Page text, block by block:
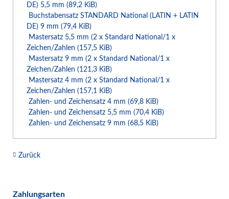
DE) 5,5 mm(89,2 KiB)
Buchstabensatz STANDARD National (LATIN + LATIN
DE) 9 mm(79,4 KiB)
Mastersatz 5,5 mm (2 x Standard National/1 x
Zeichen/Zahlen(157,5 KiB)
Mastersatz 9 mm (2 x Standard National/1 x
Zeichen/Zahlen(121,3 KiB)
Mastersatz 4 mm (2 x Standard National/1 x
Zeichen/Zahlen(157,1 KiB)
Zahlen- und Zeichensatz 4 mm(69,8 KiB)
Zahlen- und Zeichensatz 5,5 mm(70,4 KiB)
Zahlen- und Zeichensatz 9 mm(68,5 KiB)
Zurück
Zahlungsarten